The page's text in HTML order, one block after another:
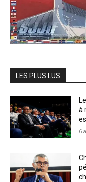
LES PLUS LUS
à
6